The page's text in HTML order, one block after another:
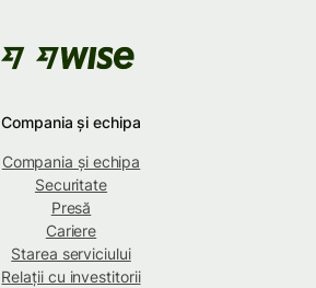
Compania și echipa
Compania și echipa
Securitate
Presă
Cariere
Starea serviciului
Relații cu investitorii